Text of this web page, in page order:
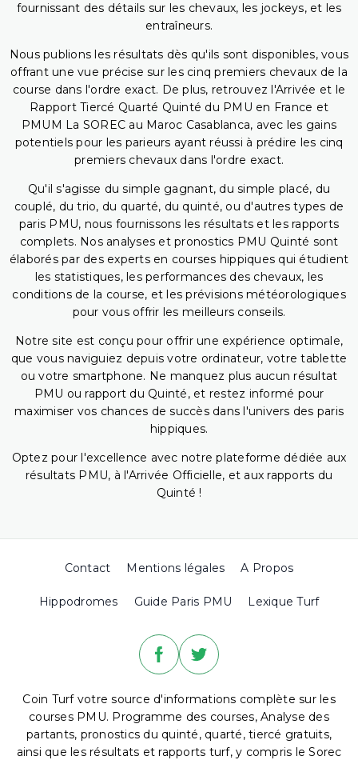
fournissant des détails sur les chevaux, les jockeys, et les
entraîneurs.
Nous publions les résultats dès qu'ils sont disponibles, vous
offrant une vue précise sur les cinq premiers chevaux de la
course dans l'ordre exact. De plus, retrouvez l'Arrivée et le
Rapport Tiercé Quarté Quinté du PMU en France et
PMUM La SOREC au Maroc Casablanca, avec les gains
potentiels pour les parieurs ayant réussi à prédire les cinq
premiers chevaux dans l'ordre exact.
Qu'il s'agisse du simple gagnant, du simple placé, du
couplé, du trio, du quarté, du quinté, ou d'autres types de
paris PMU, nous fournissons les résultats et les rapports
complets. Nos analyses et pronostics PMU Quinté sont
élaborés par des experts en courses hippiques qui étudient
les statistiques, les performances des chevaux, les
conditions de la course, et les prévisions météorologiques
pour vous offrir les meilleurs conseils.
Notre site est conçu pour offrir une expérience optimale,
que vous naviguiez depuis votre ordinateur, votre tablette
ou votre smartphone. Ne manquez plus aucun résultat
PMU ou rapport du Quinté, et restez informé pour
maximiser vos chances de succès dans l'univers des paris
hippiques.
Optez pour l'excellence avec notre plateforme dédiée aux
résultats PMU, à l'Arrivée Officielle, et aux rapports du
Quinté !
Contact Mentions légales A Propos
Hippodromes Guide Paris PMU Lexique Turf
Coin Turf votre source d'informations complète sur les
courses PMU. Programme des courses, Analyse des
partants, pronostics du quinté, quarté, tiercé gratuits,
ainsi que les résultats et rapports turf, y compris le Sorec